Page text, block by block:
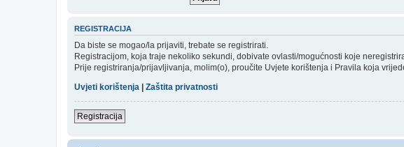
REGISTRACIJA
Da biste se mogao/la prijaviti, trebate se registrirati.
Registracijom, koja traje nekoliko sekundi, dobivate ovlasti/mogućnosti koje
Prije registriranja/prijavljivanja, molim(o), proučite Uvjete korištenja i Pravila koja
Uvjeti korištenja | Zaštita privatnosti
Registracija